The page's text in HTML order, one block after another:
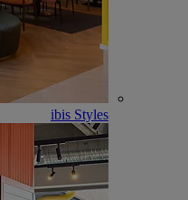
ibis Styles